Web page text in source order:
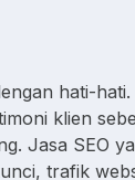
hati-
klien
Jasa SEO
trafik